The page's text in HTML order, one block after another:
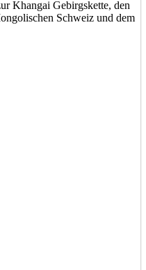
Khangai Gebirgskette, den
Schweiz und dem